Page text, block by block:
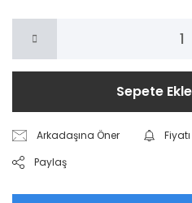
Sepete Ekle
Arkadaşına Öner
Paylaş